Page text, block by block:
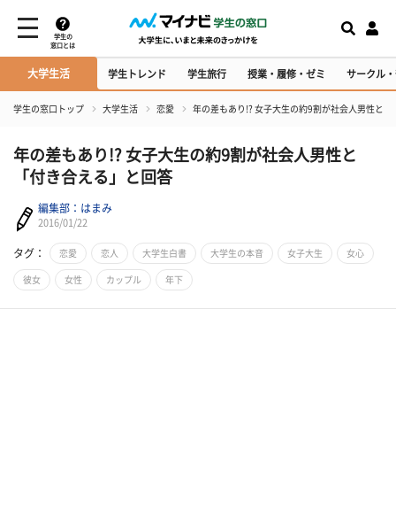
学生の
窓口とは
大学生活 学生トレンド 学生旅行 授業・履修・ゼミ サークル
学生の窓口トップ 大学生活 恋愛 年の差もあり!? 女子大生の約9割が社会人男性と「
年の差もあり!? 女子大生の約9割が社会人男性と
「付き合える」と回答
編集部：はまみ
2016/01/22
タグ： 恋愛 恋人 大学生白書 大学生の本音 女子大生 女心
彼女 女性 カップル 年下